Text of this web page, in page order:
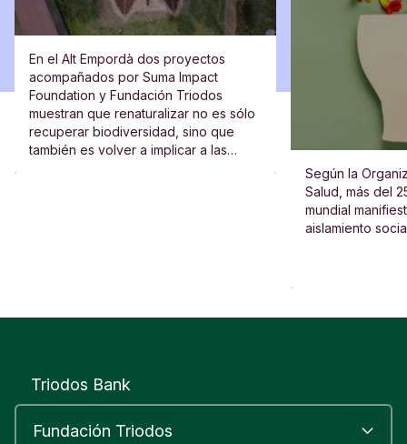
En el Alt Empordà dos proyectos
acompañados por Suma Impact
Foundation y Fundación Triodos
muestran que renaturalizar no es sólo
recuperar biodiversidad, sino que
también es volver a implicar a las
Según la
Salud, más del
mundial
aislamiento
Triodos Bank